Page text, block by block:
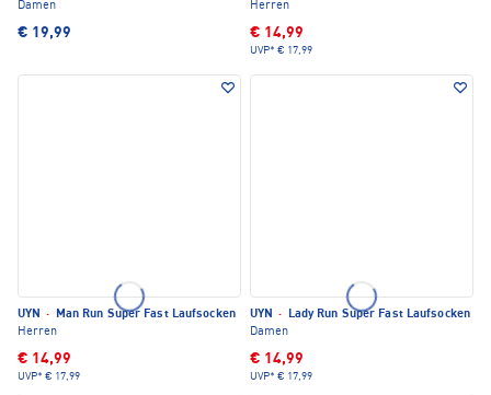
Damen
€ 19,99
Herren
€ 14,99
UVP* € 17,99
UYN ·
Man Run Super Fast Laufsocken
Herren
€ 14,99
UVP* € 17,99
UYN ·
Lady Run Super Fast Laufsocken
Damen
€ 14,99
UVP* € 17,99